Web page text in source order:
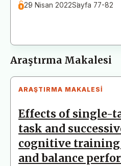
29 Nisan 2022Sayfa 77-82
Araştırma Makalesi
ARAŞTIRMA MAKALESI
Effects of single-
task and
cognitive
and balance